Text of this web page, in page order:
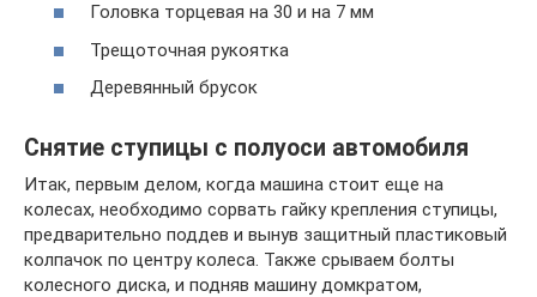
Головка торцевая на 30 и на 7 мм
Трещоточная рукоятка
Деревянный брусок
Снятие ступицы с полуоси автомобиля
Итак, первым делом, когда машина стоит еще на
колесах, необходимо сорвать гайку крепления ступицы,
предварительно поддев и вынув защитный пластиковый
колпачок по центру колеса. Также срываем болты
колесного диска, и подняв машину домкратом,